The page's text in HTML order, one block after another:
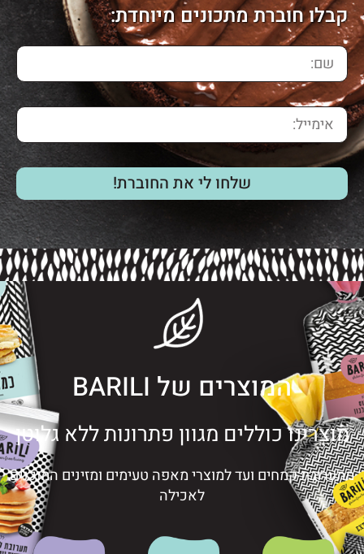
קבלו חוברת מתכונים מיוחדת:
שלחו לי את החוברת!
המוצרים של BARILI
מוצרינו כוללים מגוון פתרונות ללא גלוטן
מתערובת קמחים ועד למוצרי מאפה טעימים ומזינים המוכנים
לאכילה